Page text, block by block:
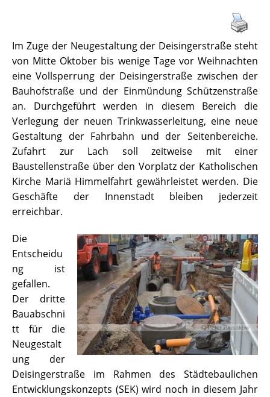
Im Zuge der Neugestaltung der Deisingerstraße steht
von Mitte Oktober bis wenige Tage vor Weihnachten
eine Vollsperrung der Deisingerstraße zwischen der
Bauhofstraße und der Einmündung Schützenstraße
an. Durchgeführt werden in diesem Bereich die
Verlegung der neuen Trinkwasserleitung, eine neue
Gestaltung der Fahrbahn und der Seitenbereiche.
Zufahrt zur Lach soll zeitweise mit einer
Baustellenstraße über den Vorplatz der Katholischen
Kirche Mariä Himmelfahrt gewährleistet werden. Die
Geschäfte der Innenstadt bleiben jederzeit
erreichbar.
Die
Entscheidu
ng ist
gefallen.
Der dritte
Bauabschni
tt für die
Neugestalt
ung der
Deisingerstraße im Rahmen des Städtebaulichen
Entwicklungskonzepts (SEK) wird noch in diesem Jahr